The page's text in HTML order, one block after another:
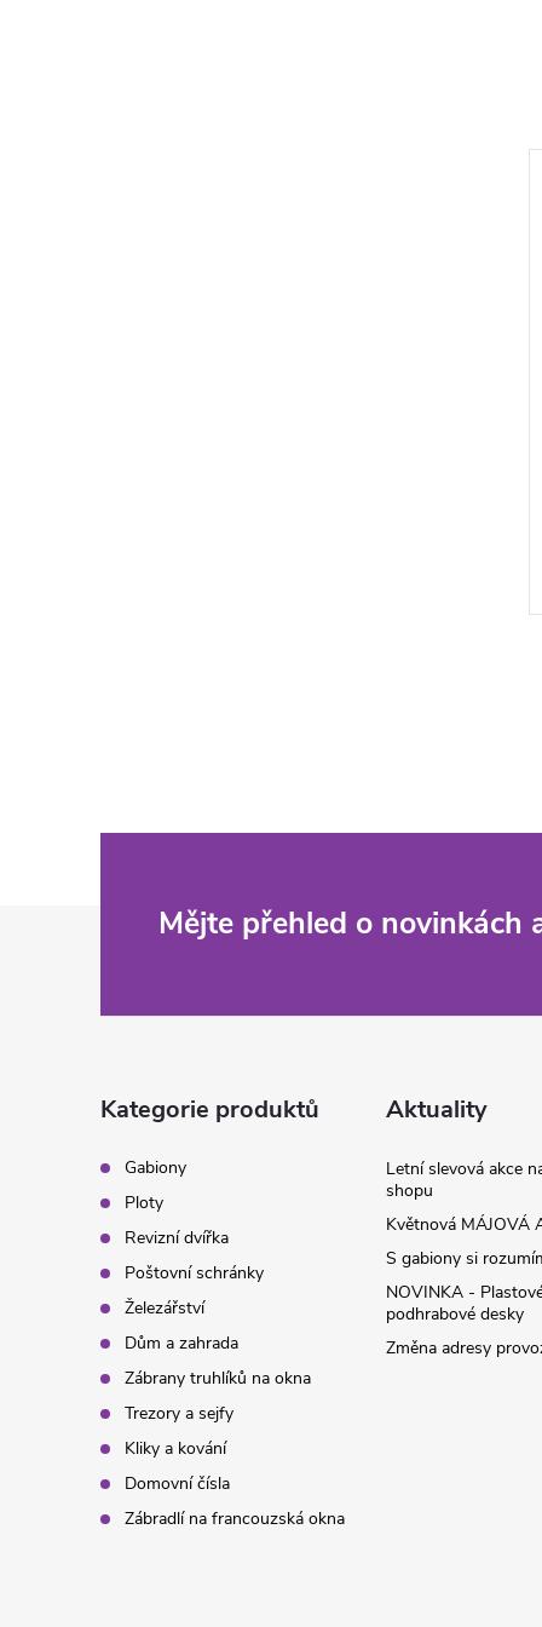
Mějte přehled o novinkách
Kategorie produktů
Gabiony
Ploty
Revizní dvířka
Poštovní schránky
Železářství
Dům a zahrada
Zábrany truhlíků na okna
Trezory a sejfy
Kliky a kování
Domovní čísla
Zábradlí na francouzská okna
Aktuality
Letní slevová akce
shopu
Květnová MÁJOVÁ
S gabiony si
NOVINKA -
podhrabové desky
Změna adresy